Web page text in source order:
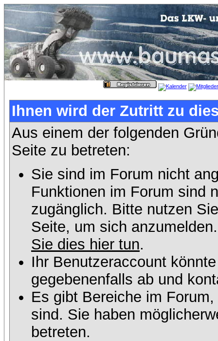
Ihnen wird der Zutritt zu
Aus einem der folgenden
Seite zu betreten:
Sie sind im Forum nicht
Funktionen im Forum sind
zugänglich. Bitte nutzen
Seite, um sich
Sie dies hier tun.
Ihr Benutzeraccount
gegebenenfalls ab und
Es gibt Bereiche im
sind. Sie haben
betreten.